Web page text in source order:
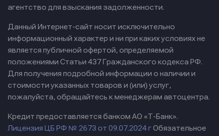
агентство для взыскания задолженности.
Данный Интернет-сайт носит исключительно
информационный характер и ни при каких условиях не
является публичной офертой, определяемой
положениями Статьи 437 Гражданского кодекса РФ.
Для получения подробной информации о наличии и
стоимости указанных товаров и (или) услуг,
пожалуйста, обращайтесь к менеджерам автоцентра.
Кредит предоставляется банком АО «Т-Банк».
Лицензия ЦБ РФ № 2673 от 09.07.2024 гОбязательное